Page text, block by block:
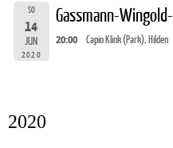
SO
14
JUN
2020
Gassmann-
20:00 Capio Klink (Park), Hilden
2020